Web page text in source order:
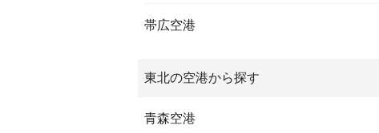
帯広空港
東北の空港から探す
青森空港